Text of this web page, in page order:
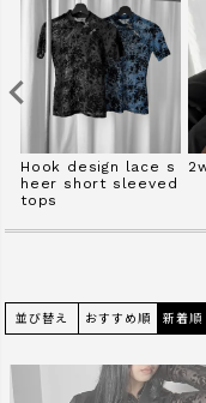
ORIGINAL
カラー
在庫なし商品
Hook design lace s
heer short sleeved
tops
並び替え おすすめ順 新着順